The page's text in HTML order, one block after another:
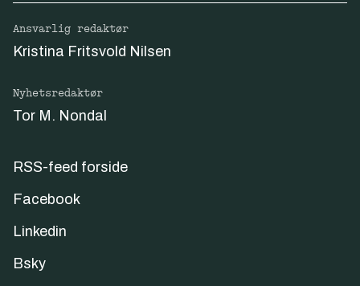
Ansvarlig redaktør
Kristina Fritsvold Nilsen
Nyhetsredaktør
Tor M. Nondal
RSS-feed forside
Facebook
Linkedin
Bsky